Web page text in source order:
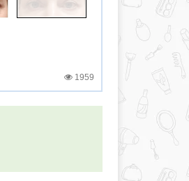
1959